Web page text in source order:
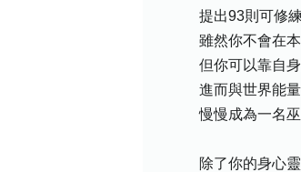
提出93則可修練
雖然你不會在本
但你可以靠自身
進而與世界能量
慢慢成為一名巫
除了你的身心靈